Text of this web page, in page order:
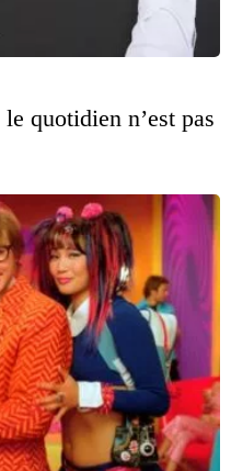
quotidien n’est pas